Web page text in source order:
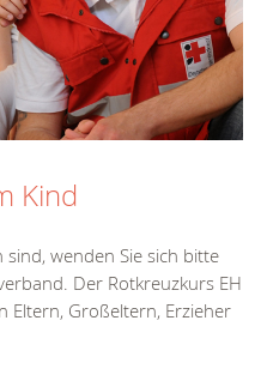
Kind
wenden Sie sich bitte
Der Rotkreuzkurs EH
Eltern, Großeltern, Erzieher